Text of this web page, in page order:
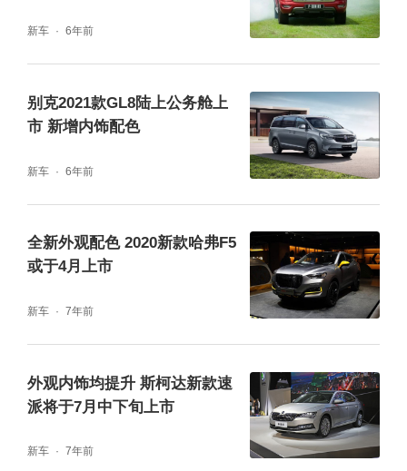
新车 6年前
别克2021款GL8陆上公务舱上
市 新增内饰配色
新车 6年前
全新外观配色 2020新款哈弗F5
或于4月上市
新车 7年前
外观内饰均提升 斯柯达新款速
派将于7月中下旬上市
新车 7年前